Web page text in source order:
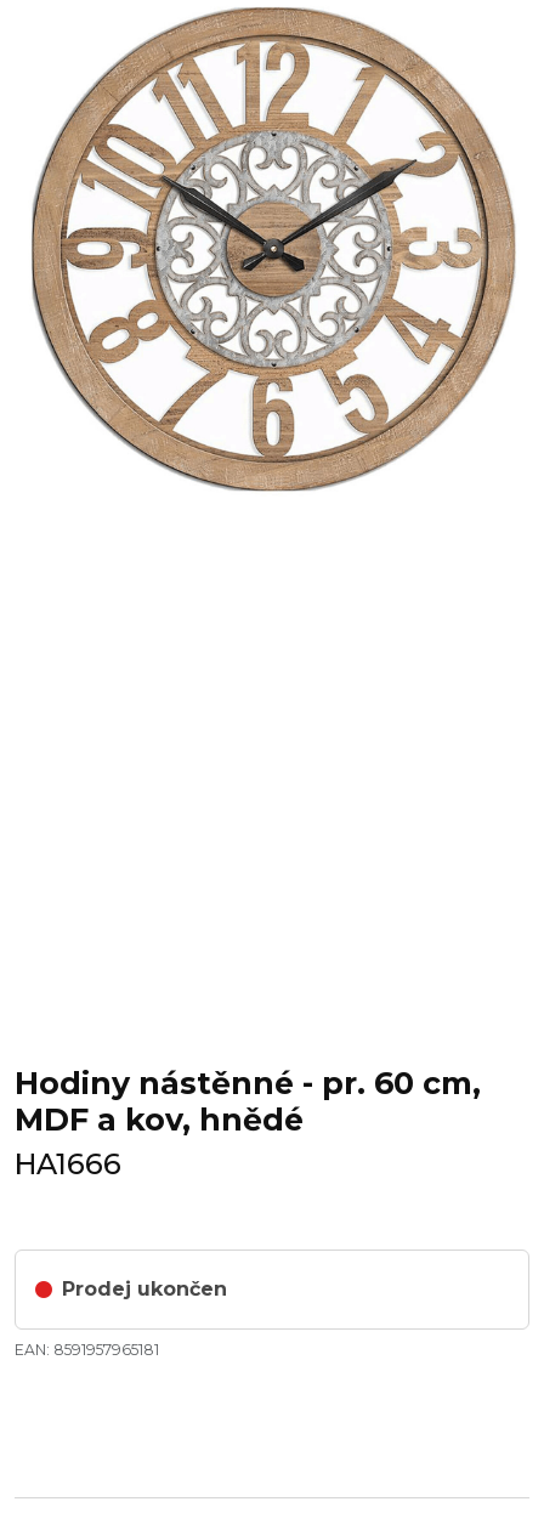
Hodiny nástěnné - pr. 60 cm,
MDF a kov, hnědé
HA1666
Prodej ukončen
EAN: 8591957965181